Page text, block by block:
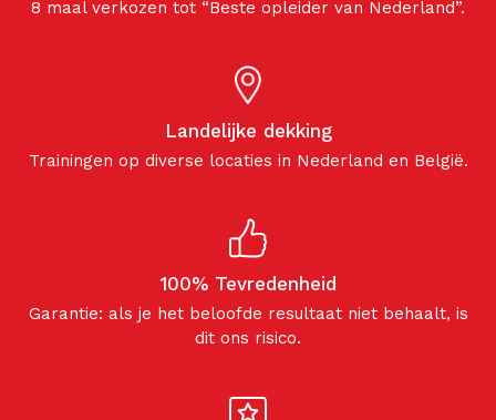
8 maal verkozen tot “Beste opleider van Nederland”.
Landelijke dekking
Trainingen op diverse locaties in Nederland en België.
100% Tevredenheid
Garantie: als je het beloofde resultaat niet behaalt, is
dit ons risico.